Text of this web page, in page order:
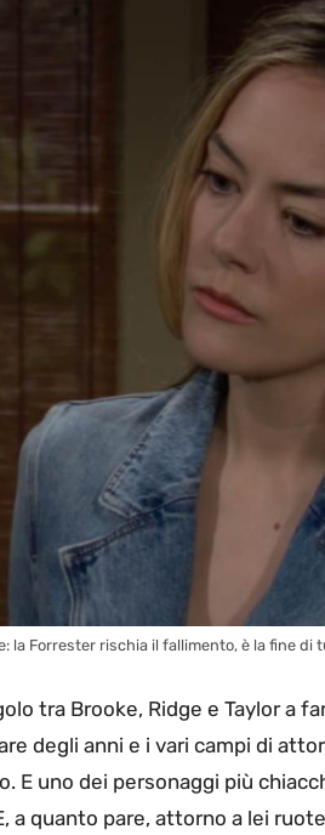
la Forrester rischia il fallimento, è la fine
tra Brooke, Ridge e Taylor a
degli anni e i vari campi di
E uno dei personaggi più
a quanto pare, attorno a lei